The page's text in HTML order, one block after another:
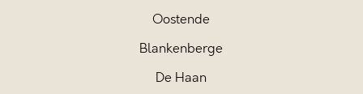
Oostende
Blankenberge
De Haan